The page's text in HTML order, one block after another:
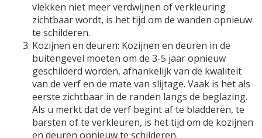
vlekken niet meer verdwijnen of verkleuring
zichtbaar wordt, is het tijd om de wanden opnieuw
te schilderen.
Kozijnen en deuren: Kozijnen en deuren in de
buitengevel moeten om de 3-5 jaar opnieuw
geschilderd worden, afhankelijk van de kwaliteit
van de verf en de mate van slijtage. Vaak is het als
eerste zichtbaar in de randen langs de beglazing.
Als u merkt dat de verf begint af te bladderen, te
barsten of te verkleuren, is het tijd om de kozijnen
en deuren opnieuw te schilderen.